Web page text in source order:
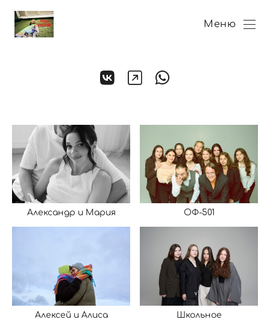
Меню
Александр и Мария ОФ-501
Алексей и Алиса Школьное